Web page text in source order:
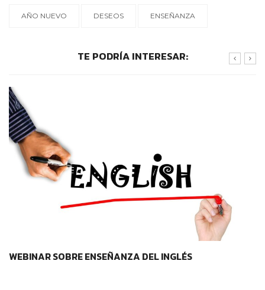
AÑO NUEVO DESEOS ENSEÑANZA
TE PODRÍA INTERESAR:
WEBINAR SOBRE ENSEÑANZA DEL INGLÉS